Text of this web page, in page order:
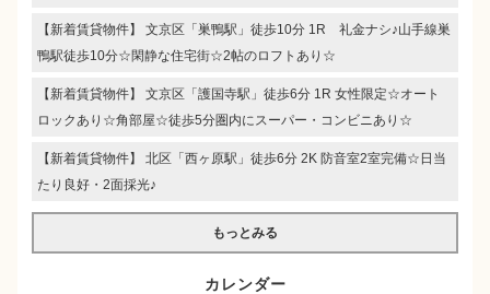
【新着賃貸物件】 文京区「巣鴨駅」徒歩10分 1R 礼金ナシ♪山手線巣
鴨駅徒歩10分☆閑静な住宅街☆2帖のロフトあり☆
【新着賃貸物件】 文京区「護国寺駅」徒歩6分 1R 女性限定☆オート
ロックあり☆角部屋☆徒歩5分圏内にスーパー・コンビニあり☆
【新着賃貸物件】 北区「西ヶ原駅」徒歩6分 2K 防音室2室完備☆日当
たり良好・2面採光♪
もっとみる
カレンダー